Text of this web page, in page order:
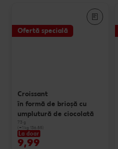
Ofertă specială
Croissant
în formă de brioșă cu
umplutură de ciocolată
73 g
(=1 kg 136.85)
La doar
9,99